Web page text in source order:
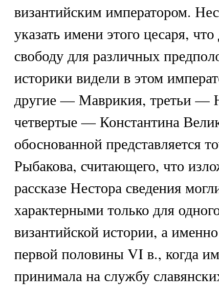
византийским императором.
указать имени этого цесаря,
свободу для различных
историки видели в этом
другие — Маврикия, третьи —
четвертые — Константина
обоснованной представляется
Рыбакова, считающего, что
рассказе Нестора сведения
характерными только для
византийской истории, а
первой половины VI в., когда
принимала на службу